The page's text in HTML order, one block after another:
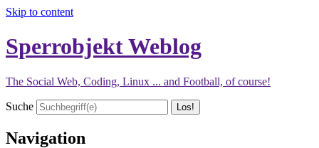
Skip to content
Sperrobjekt Weblog
The Social Web, Coding, Linux ... and Football, of course!
Suche
Navigation